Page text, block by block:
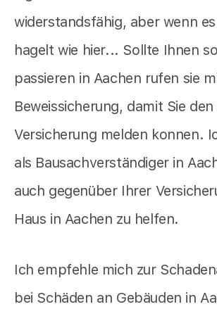
widerstandsfähig, aber wenn
hagelt wie hier... Sollte Ihnen
passieren in Aachen rufen sie
Beweissicherung, damit Sie
Versicherung melden konnen.
als Bausachverständiger in
auch gegenüber Ihrer
Haus in Aachen zu helfen.
Ich empfehle mich zur
bei Schäden an Gebäuden in